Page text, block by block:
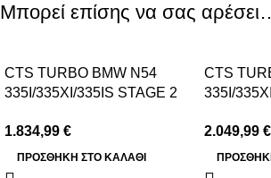
Μπορεί επίσης να σας
CTS TURBO BMW N54
335I/335XI/335IS STAGE 2
1.834,99 €
ΠΡΟΣΘΉΚΗ ΣΤΟ ΚΑΛΆΘΙ
CTS
335I/
2.049,99 €